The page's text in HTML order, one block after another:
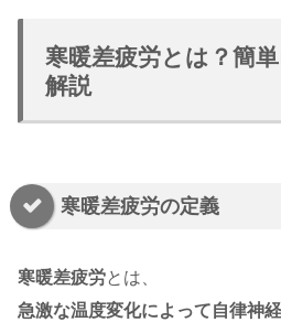
寒暖差疲労とは？簡
解説
寒暖差疲労の定義
寒暖差疲労とは、
急激な温度変化によって自律神